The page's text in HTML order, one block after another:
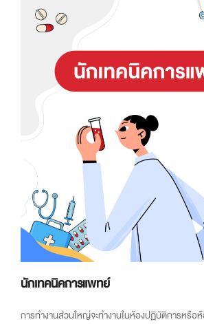
นักเทคนิคการแพทย์
การทำงานส่วนใหญ่จะทำงานในห้องปฏิบัติการหรือ